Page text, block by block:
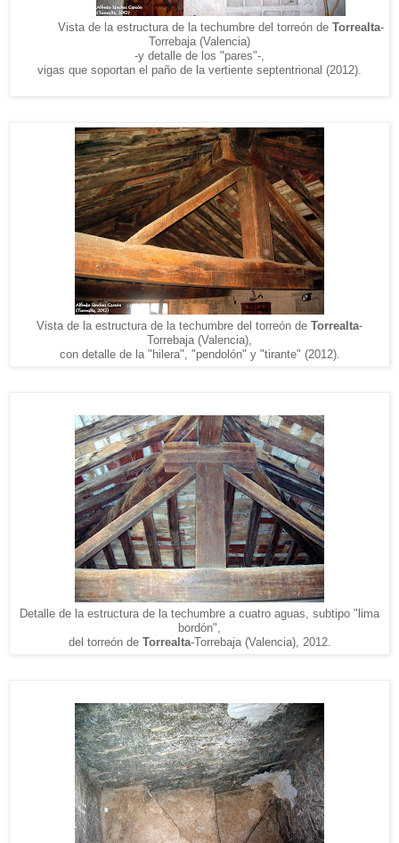
Vista de la estructura de la techumbre del torreón de Torrealta-
Torrebaja (Valencia)
-y detalle de los "pares"-,
vigas que soportan el paño de la vertiente septentrional (2012).
Vista de la estructura de la techumbre del torreón de Torrealta-
Torrebaja (Valencia),
con detalle de la "hilera", "pendolón" y "tirante" (2012).
Detalle de la estructura de la techumbre a cuatro aguas, subtipo "lima
bordón",
del torreón de Torrealta-Torrebaja (Valencia), 2012.